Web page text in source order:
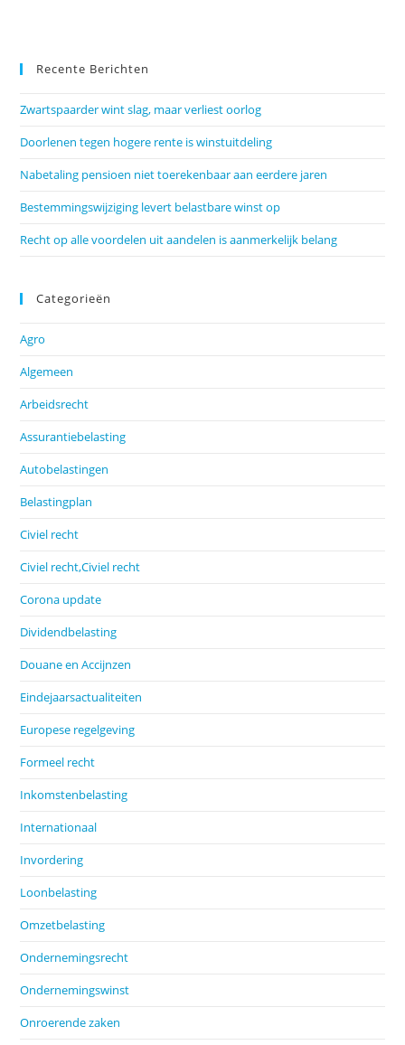
Recente Berichten
Zwartspaarder wint slag, maar verliest oorlog
Doorlenen tegen hogere rente is winstuitdeling
Nabetaling pensioen niet toerekenbaar aan eerdere jaren
Bestemmingswijziging levert belastbare winst op
Recht op alle voordelen uit aandelen is aanmerkelijk belang
Categorieën
Agro
Algemeen
Arbeidsrecht
Assurantiebelasting
Autobelastingen
Belastingplan
Civiel recht
Civiel recht,Civiel recht
Corona update
Dividendbelasting
Douane en Accijnzen
Eindejaarsactualiteiten
Europese regelgeving
Formeel recht
Inkomstenbelasting
Internationaal
Invordering
Loonbelasting
Omzetbelasting
Ondernemingsrecht
Ondernemingswinst
Onroerende zaken